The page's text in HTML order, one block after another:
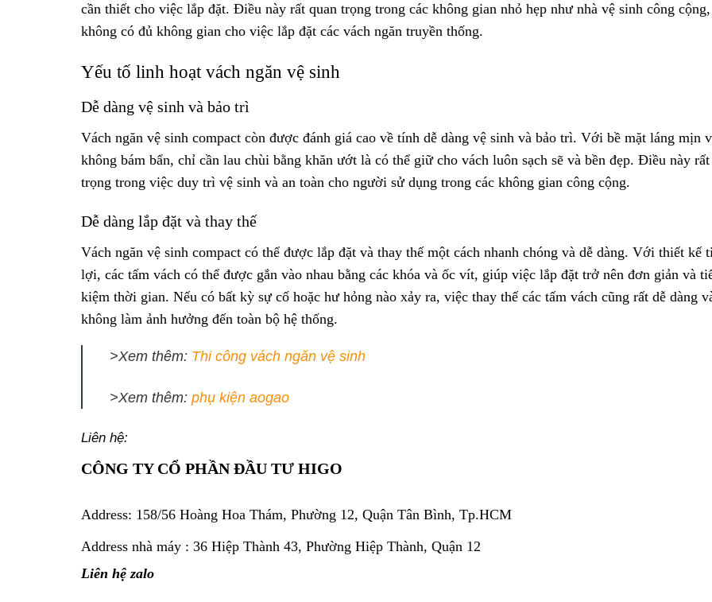
cần thiết cho việc lắp đặt. Điều này rất quan trọng trong các không gian nhỏ hẹp như nhà vệ sinh công
không có đủ không gian cho việc lắp đặt các vách ngăn truyền thống.
Yếu tố linh hoạt vách ngăn vệ sinh
Dễ dàng vệ sinh và bảo trì
Vách ngăn vệ sinh compact còn được đánh giá cao về tính dễ dàng vệ sinh và bảo trì. Với bề mặt láng mịn
không bám bẩn, chỉ cần lau chùi bằng khăn ướt là có thể giữ cho vách luôn sạch sẽ và bền đẹp. Điều này rất
trọng trong việc duy trì vệ sinh và an toàn cho người sử dụng trong các không gian công cộng.
Dễ dàng lắp đặt và thay thế
Vách ngăn vệ sinh compact có thể được lắp đặt và thay thế một cách nhanh chóng và dễ dàng. Với thiết kế
lợi, các tấm vách có thể được gắn vào nhau bằng các khóa và ốc vít, giúp việc lắp đặt trở nên đơn giản và
kiệm thời gian. Nếu có bất kỳ sự cố hoặc hư hỏng nào xảy ra, việc thay thế các tấm vách cũng rất dễ dàng
không làm ảnh hưởng đến toàn bộ hệ thống.
>Xem thêm: Thi công vách ngăn vệ sinh
>Xem thêm: phụ kiện aogao
Liên hệ:
CÔNG TY CỔ PHẦN ĐẦU TƯ HIGO
Address: 158/56 Hoàng Hoa Thám, Phường 12, Quận Tân Bình, Tp.HCM
Address nhà máy : 36 Hiệp Thành 43, Phường Hiệp Thành, Quận 12
Liên hệ zalo